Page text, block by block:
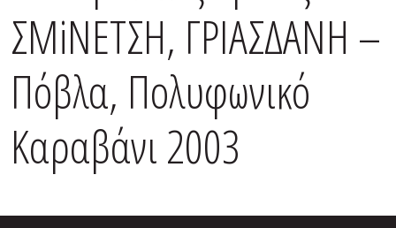
ΣΜiΝΕΤΣΗ, ΓΡΙΑΣΔΑΝΗ –
Πόβλα, Πολυφωνικό
Καραβάνι 2003